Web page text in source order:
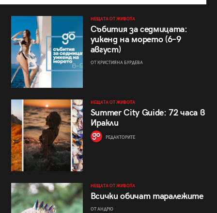
НЕЩАТА ОТ ЖИВОТА
Събития за седмицата:
уикенд на морето (6–9
август)
ОТ КРИСТИЯНА БУРДЕВА
НЕЩАТА ОТ ЖИВОТА
Summer City Guide: 72 часа в
Иракли
РЕДАКТОРИТЕ
НЕЩАТА ОТ ЖИВОТА
Всички обичат таралежите
ОТ АНДРЮ